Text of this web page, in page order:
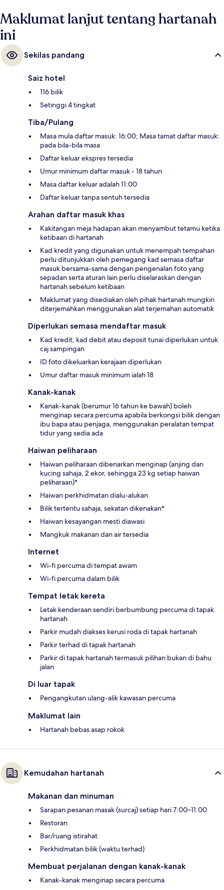
Maklumat lanjut tentang hartanah
ini
Sekilas pandang
Saiz hotel
116 bilik
Setinggi 4 tingkat
Tiba/Pulang
Masa mula daftar masuk: 16:00; Masa tamat daftar masuk:
pada bila-bila masa
Daftar keluar ekspres tersedia
Umur minimum daftar masuk - 18 tahun
Masa daftar keluar adalah 11:00
Daftar keluar tanpa sentuh tersedia
Arahan daftar masuk khas
Kakitangan meja hadapan akan menyambut tetamu ketika
ketibaan di hartanah
Kad kredit yang digunakan untuk menempah tempahan
perlu ditunjukkan oleh pemegang kad semasa daftar
masuk bersama-sama dengan pengenalan foto yang
sepadan serta aturan lain perlu diselaraskan dengan
hartanah sebelum ketibaan
Maklumat yang disediakan oleh pihak hartanah mungkin
diterjemahkan menggunakan alat terjemahan automatik
Diperlukan semasa mendaftar masuk
Kad kredit, kad debit atau deposit tunai diperlukan untuk
caj sampingan
ID foto dikeluarkan kerajaan diperlukan
Umur daftar masuk minimum ialah 18
Kanak-kanak
Kanak-kanak (berumur 16 tahun ke bawah) boleh
menginap secara percuma apabila berkongsi bilik dengan
ibu bapa atau penjaga, menggunakan peralatan tempat
tidur yang sedia ada
Haiwan peliharaan
Haiwan peliharaan dibenarkan menginap (anjing dan
kucing sahaja, 2 ekor, sehingga 23 kg setiap haiwan
peliharaan)*
Haiwan perkhidmatan dialu-alukan
Bilik tertentu sahaja, sekatan dikenakan*
Haiwan kesayangan mesti diawasi
Mangkuk makanan dan air tersedia
Internet
Wi-fi percuma di tempat awam
Wi-fi percuma dalam bilik
Tempat letak kereta
Letak kenderaan sendiri berbumbung percuma di tapak
hartanah
Parkir mudah diakses kerusi roda di tapak hartanah
Parkir terhad di tapak hartanah
Parkir di tapak hartanah termasuk pilihan bukan di bahu
jalan
Di luar tapak
Pengangkutan ulang-alik kawasan percuma
Maklumat lain
Hartanah bebas asap rokok
Kemudahan hartanah
Makanan dan minuman
Sarapan pesanan masak (surcaj) setiap hari 7:00–11:00
Restoran
Bar/ruang istirahat
Perkhidmatan bilik (waktu terhad)
Membuat perjalanan dengan kanak-kanak
Kanak-kanak menginap secara percuma